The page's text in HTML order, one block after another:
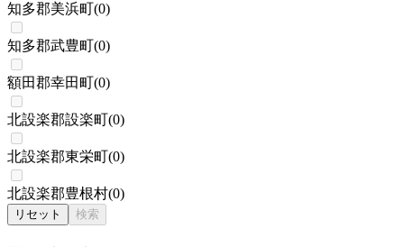
知多郡美浜町(0)
知多郡武豊町(0)
額田郡幸田町(0)
北設楽郡設楽町(0)
北設楽郡東栄町(0)
北設楽郡豊根村(0)
リセット 検索